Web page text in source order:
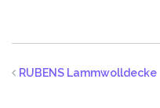
RUBENS Lammwolldecke